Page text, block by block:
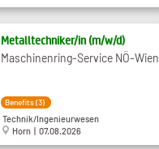
Metalltechniker​/in (m​/w​/d)
Maschinenring-Service NÖ-Wien
Benefits (3)
Technik/Ingenieurwesen
Horn | 07.08.2026